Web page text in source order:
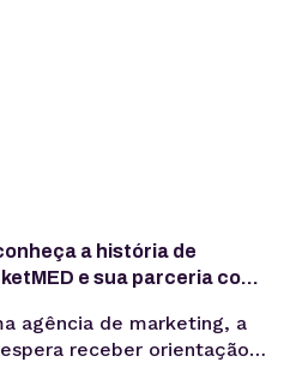
a história de
e sua parceria com
agência de marketing, a
receber orientação